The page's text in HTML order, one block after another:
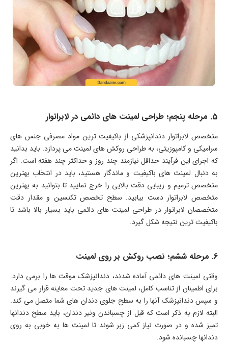
5. مرحله پنجم؛ طراحی لمینت های دائمی در لابراتوار
متخصص لابراتوار دندانپزشکی از باکیفیت ترین مواد مصرفی جنس های
سرامیکی و کامپوزیتی، به طراحی روکش های لمینت می پردازد. باید بدانید
که اجرای این فرآیند حداقل نیازمند چند روز و حداکثر چند هفته است. اگر
به دنبال لمینت های باکیفیت و ماندگار هستید، باید در انتخاب بهترین
متخصص ترمیم و زیبایی دقت بالایی را خرج نمایید تا بتوانید به بهترین
متخصص لابراتوار دست بیابید. سطح تخصص تکنسین و مقدار دقت
متخصصان لابراتوار در طراحی لمینت های دائمی باید بسیار بالا باشد تا
باکیفیت ترین نتیجه شکل گیرد.
6. مرحله ششم؛ نصب روکش بر روی لمینت
وقتی لمینت های دائمی آماده شدند، دندانپزشک موقت ها را برمی دارد.
برای اطمینان از تناسب کامل، لمینت های جدید تحت معاینه قرار می گیرند
و سپس دندانپزشک آنها را به سطح جلوی دندان های شما متصل می کند.
البته لازم به ذکر است که قبل از چسباندن ونیر دندان، باید سطح دندانها
تمیز شده و در صورت نیاز کمی زبر شوند تا لمینت ها به خوبی به روی
دندانها چسبانده شود.